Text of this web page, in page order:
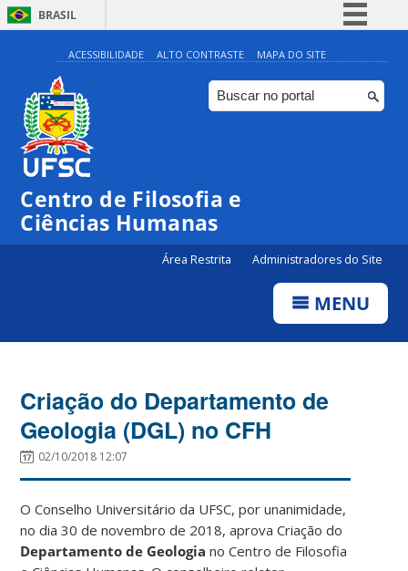
BRASIL
Simplifique!
Comunica BR
Participe
ACESSIBILIDADE ALTO CONTRASTE MAPA DO SITE
Centro de Filosofia e
Ciências Humanas
Área Restrita Administradores do Site
MENU
Criação do Departamento de
Geologia (DGL) no CFH
02/10/2018 12:07
O Conselho Universitário da UFSC, por unanimidade,
no dia 30 de novembro de 2018, aprova Criação do
Departamento de Geologia no Centro de Filosofia